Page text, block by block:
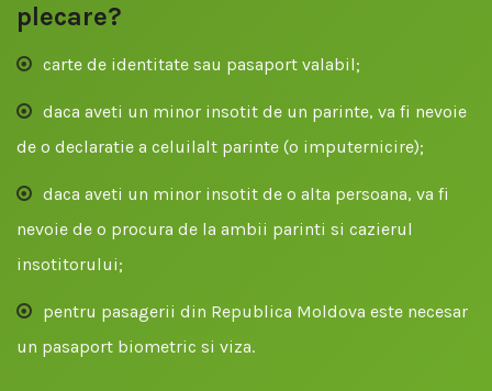
plecare?
carte de identitate sau pasaport valabil;
daca aveti un minor insotit de un parinte, va fi nevoie
de o declaratie a celuilalt parinte (o imputernicire);
daca aveti un minor insotit de o alta persoana, va fi
nevoie de o procura de la ambii parinti si cazierul
insotitorului;
pentru pasagerii din Republica Moldova este necesar
un pasaport biometric si viza.